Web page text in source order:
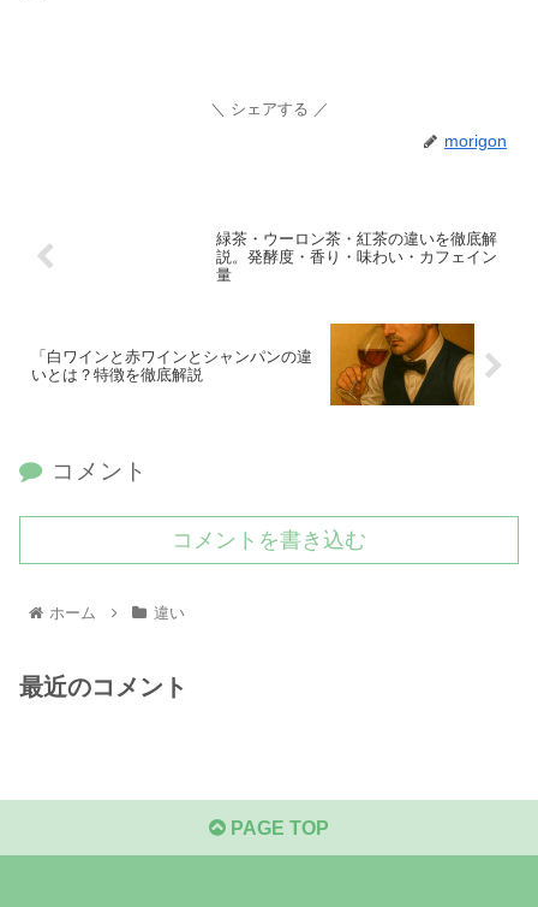
シェアする
morigon
緑茶・ウーロン茶・紅茶の違いを徹底解
説。発酵度・香り・味わい・カフェイン
量
「白ワインと赤ワインとシャンパンの違
いとは？特徴を徹底解説
コメント
コメントを書き込む
ホーム 違い
最近のコメント
PAGE TOP